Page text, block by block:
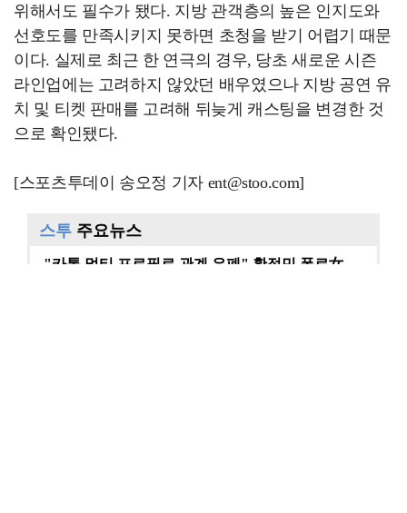
위해서도 필수가 됐다. 지방 관객층의 높은 인지도와
선호도를 만족시키지 못하면 초청을 받기 어렵기 때문
이다. 실제로 최근 한 연극의 경우, 당초 새로운 시즌
라인업에는 고려하지 않았던 배우였으나 지방 공연 유
치 및 티켓 판매를 고려해 뒤늦게 캐스팅을 변경한 것
으로 확인됐다.
[스포츠투데이 송오정 기자 ent@stoo.com]
스투 주요뉴스